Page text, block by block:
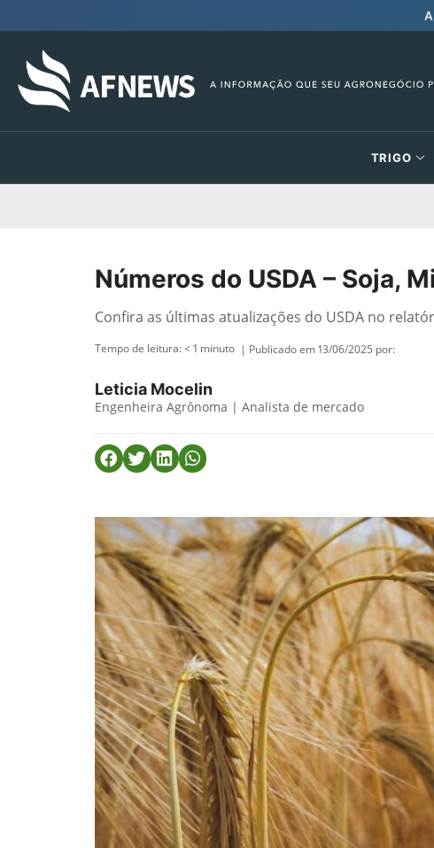
TRIGO
Números do USDA – Soja,
Confira as últimas atualizações do USDA no
Tempo de leitura:< 1 minuto | Publicado em 13/06/2025 por:
Leticia Mocelin
Engenheira Agrônoma | Analista de mercado